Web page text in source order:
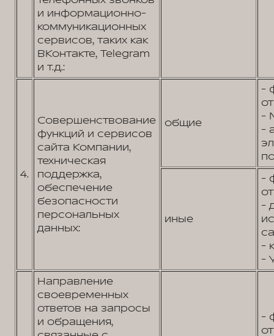
и информационно-
коммуникационных
сервисов, таких как
ВКонтакте, Telegram
и т.д.:
4.
Совершенствование
функций и сервисов
сайта Компании,
техническая
поддержка,
обеспечение
безопасности
персональных
данных:
общие
-
-
-
иные
-
-
-
-
Направление
своевременных
ответов на запросы
и обращения,
-